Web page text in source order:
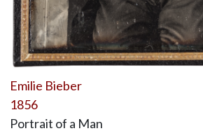
Emilie Bieber
1856
Portrait of a Man